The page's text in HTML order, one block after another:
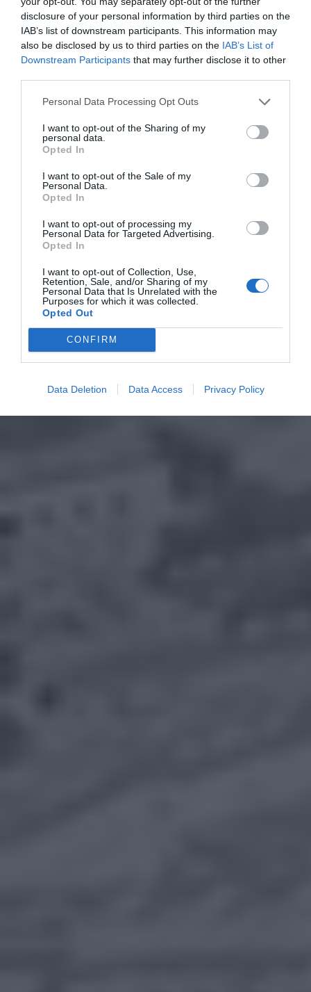
disclosure of your personal information by third parties on the
IAB’s list of downstream participants. This information may
also be disclosed by us to third parties on the IAB’s List of
Downstream Participants that may further disclose it to other
Personal Data Processing Opt Outs
I want to opt-out of the Sharing of my
personal data.
Opted In
I want to opt-out of the Sale of my
Personal Data.
Opted In
I want to opt-out of processing my
Personal Data for Targeted Advertising.
Opted In
I want to opt-out of Collection, Use,
Retention, Sale, and/or Sharing of my
Personal Data that Is Unrelated with the
Purposes for which it was collected.
Opted Out
CONFIRM
Data Deletion Data Access Privacy Policy